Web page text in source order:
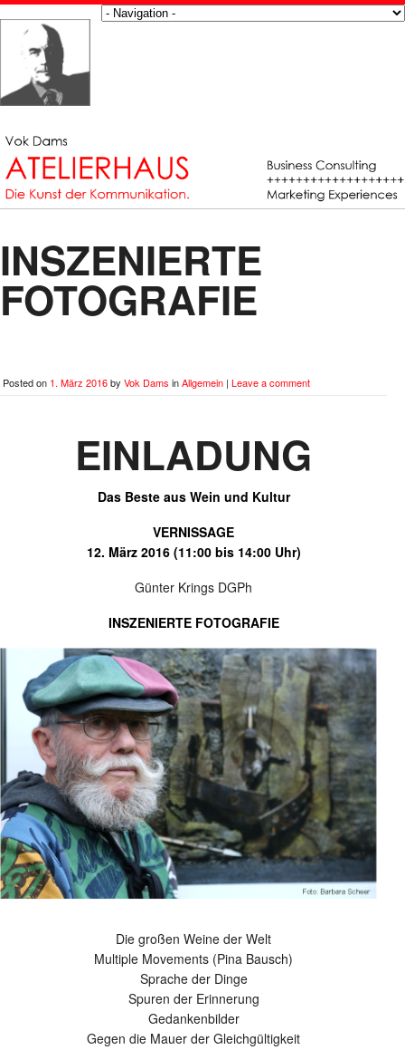
INSZENIERTE
FOTOGRAFIE
Posted on 1. März 2016by Vok Dams inAllgemein | Leave a comment
EINLADUNG
Das Beste aus Wein und Kultur
VERNISSAGE
12. März 2016 (11:00 bis 14:00 Uhr)
Günter Krings DGPh
INSZENIERTE FOTOGRAFIE
Die großen Weine der Welt
Multiple Movements (Pina Bausch)
Sprache der Dinge
Spuren der Erinnerung
Gedankenbilder
Gegen die Mauer der Gleichgültigkeit